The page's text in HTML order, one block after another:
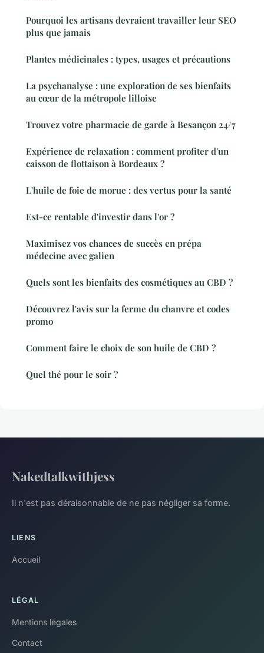
Pourquoi les artisans devraient travailler leur SEO
plus que jamais
Plantes médicinales : types, usages et précautions
La psychanalyse : une exploration de ses bienfaits
au cœur de la métropole lilloise
Trouvez votre pharmacie de garde à Besançon 24/7
Expérience de relaxation : comment profiter d'un
caisson de flottaison à Bordeaux ?
L'huile de foie de morue : des vertus pour la santé
Est-ce rentable d'investir dans l'or ?
Maximisez vos chances de succès en prépa
médecine avec galien
Quels sont les bienfaits des cosmétiques au CBD ?
Découvrez l'avis sur la ferme du chanvre et codes
promo
Comment faire le choix de son huile de CBD ?
Quel thé pour le soir ?
Nakedtalkwithjess
Il n'est pas déraisonnable de ne pas négliger sa forme.
LIENS
Accueil
LÉGAL
Mentions légales
Contact